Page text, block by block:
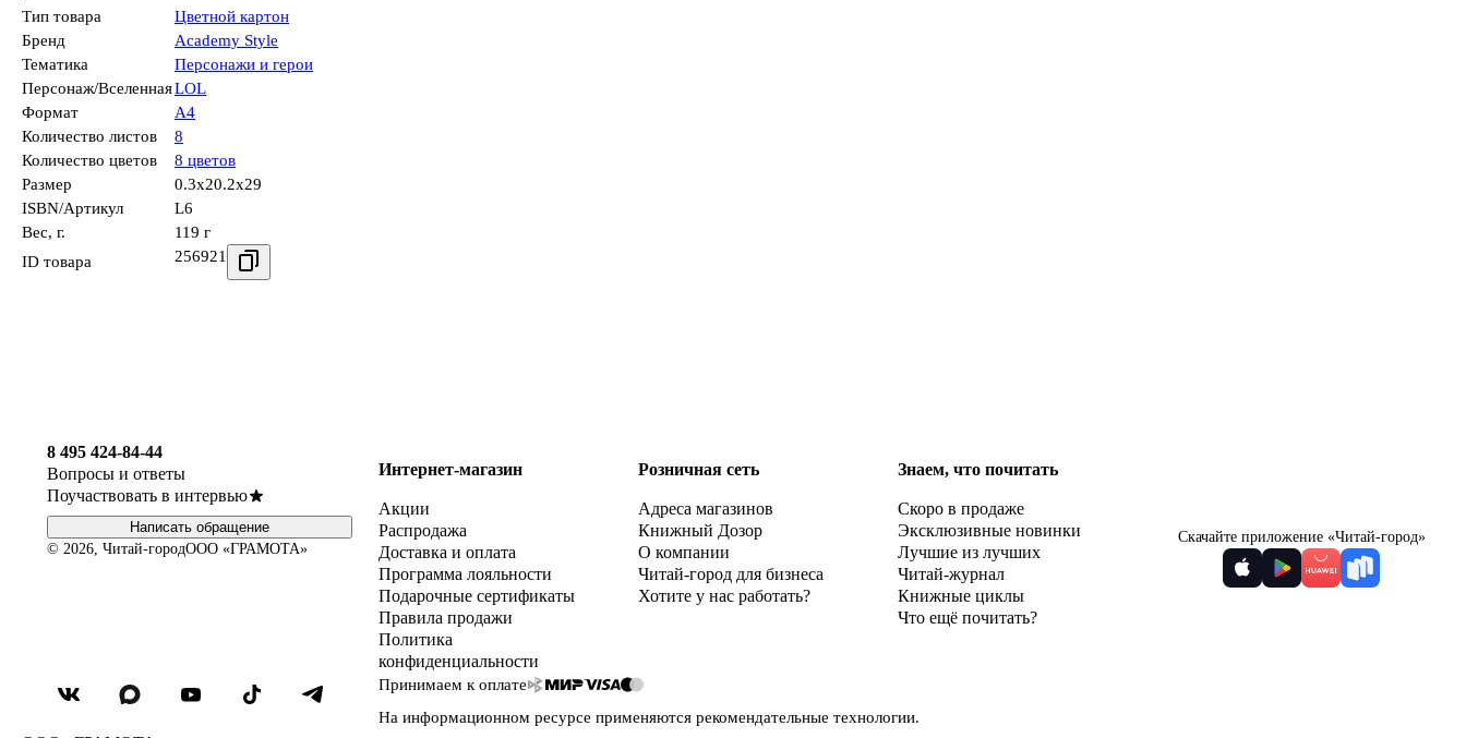
Тип товара
Цветной картон
Бренд
Academy Style
Тематика
Персонажи и герои
Персонаж/ВселеннаяLOL
Формат
А4
Количество листов
8
Количество цветов
8 цветов
Размер
0.3x20.2x29
ISBN/Артикул
L6
Вес, г.
119 г
ID товара
256921
8 495 424-84-44
Вопросы и ответы
Поучаствовать в интервью
Написать обращение
© 2026, Читай-городООО «ГРАМОТА»
Интернет-магазин
Акции
Распродажа
Доставка и оплата
Программа лояльности
Подарочные сертификаты
Правила продажи
Политика
конфиденциальности
Розничная сеть
Адреса магазинов
Книжный Дозор
О компании
Читай-город для бизнеса
Хотите у нас работать?
Знаем, что почитать
Скоро в продаже
Эксклюзивные новинки
Лучшие из лучших
Читай-журнал
Книжные циклы
Что ещё почитать?
Принимаем к оплате
На информационном ресурсе применяются рекомендательные технологии.
Скачайте приложение «Читай-город»